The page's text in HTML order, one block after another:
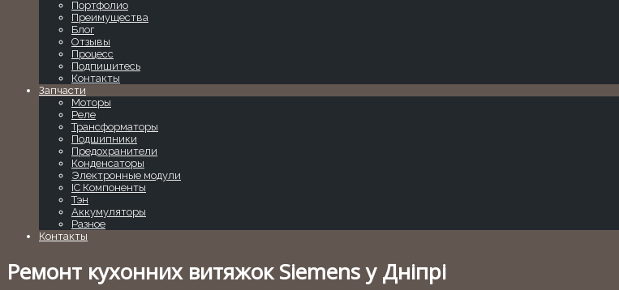
Портфолио
Преимущества
Блог
Отзывы
Процесс
Подпишитесь
Контакты
Запчасти
Моторы
Реле
Трансформаторы
Подшипники
Предохранители
Конденсаторы
Электронные модули
IC Компоненты
Тэн
Аккумуляторы
Разное
Контакты
Ремонт кухонних витяжок Siemens у Дніпрі